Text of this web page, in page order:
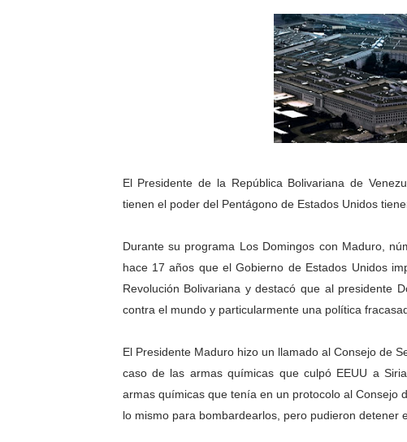
Inicia el Plan Cultura Vacacional
Ibime inició tradicional plan
Merideños disfrutarán del Plan
Recreación y formación
Club "Rápidos de Zea" brilló en
84 estudiantes celebraron su
Cmdnna lleva esperanza y
Comunas de Obispo Ramos de
Arrancó Plan Vacacional
Plan Vacacional Venezuela
Mérida impulsa el mapa de
El Presidente de la República Bolivariana de
tienen el poder del Pentágono de Estados Unidos
Durante su programa Los Domingos con Maduro,
hace 17 años que el Gobierno de Estados Unidos
Revolución Bolivariana y destacó que al presidente
contra el mundo y particularmente una política
El Presidente Maduro hizo un llamado al Consejo de
caso de las armas químicas que culpó EEUU a
armas químicas que tenía en un protocolo al Consejo
lo mismo para bombardearlos, pero pudieron detener